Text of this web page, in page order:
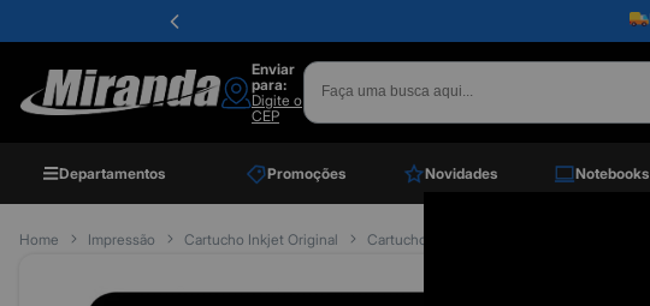
Enviar
para:
Digite o
CEP
Departamentos Promoções Novidades Notebooks
Home Impressão Cartucho Inkjet Original Cartucho Hp F6v30ab Nº 664xl Color 8ml